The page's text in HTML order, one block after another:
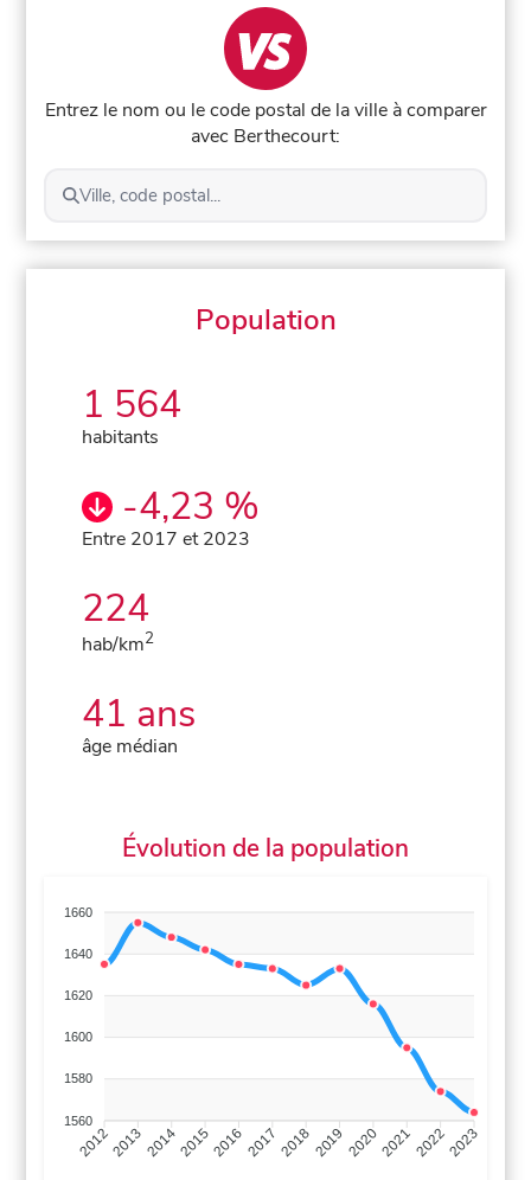
Entrez le nom ou le code postal de la ville à comparer
avec Berthecourt:
Ville, code postal...
Population
1 564
habitants
-4,23 %
Entre 2017 et 2023
224
hab/km2
41 ans
âge médian
Évolution de la population
1660
1640
1620
1600
1580
1560
201220132014201520162017 20182019 2020202120222023